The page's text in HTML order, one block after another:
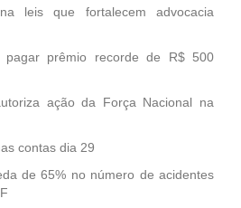
leis que fortalecem advocacia
pagar prêmio recorde de R$ 500
ação da Força Nacional na
contas dia 29
de 65% no número de acidentes